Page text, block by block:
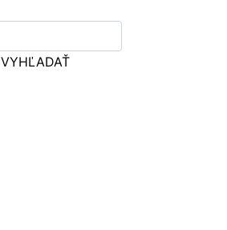
VYHĽADAŤ